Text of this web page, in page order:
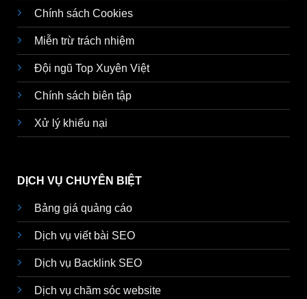
Chính sách Cookies
Miễn trừ trách nhiệm
Đội ngũ Top Xuyên Việt
Chính sách biên tập
Xử lý khiếu nại
DỊCH VỤ CHUYÊN BIỆT
Bảng giá quảng cáo
Dịch vụ viết bài SEO
Dịch vụ Backlink SEO
Dịch vụ chăm sóc website